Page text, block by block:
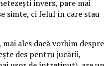
invers, pare mai
simte, ci felul în care stau
ales dacă vorbim despre
des pentru jucării,